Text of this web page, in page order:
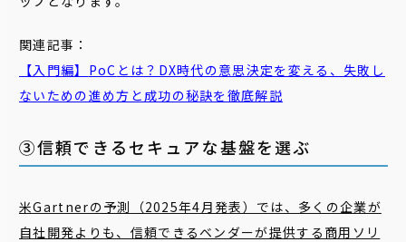
関連記事：
【入門編】 PoC とは？DX時代の意思決定を変える、失敗し
ないための進め方と成功の秘訣を徹底解説
③信頼できるセキュアな基盤を選ぶ
米Gartnerの予測（2025年4月発表）では、多くの企業が
自社開発よりも、信頼できるベンダーが提供する商用ソリ